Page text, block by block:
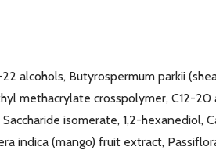
alcohols, Butyrospermum parkii
methacrylate crosspolymer, C12-20
isomerate, 1,2-hexanediol,
indica (mango) fruit extract,